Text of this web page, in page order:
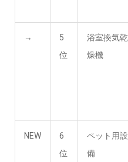
→
5
位
浴室換気乾
燥機
NEW
6
位
ペット用設
備